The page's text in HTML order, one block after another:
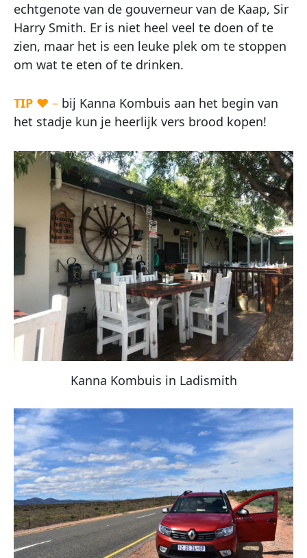
echtgenote van de gouverneur van de Kaap, Sir
Harry Smith. Er is niet heel veel te doen of te
zien, maar het is een leuke plek om te stoppen
om wat te eten of te drinken.
TIP ♥ – bij Kanna Kombuis aan het begin van
het stadje kun je heerlijk vers brood kopen!
Kanna Kombuis in Ladismith